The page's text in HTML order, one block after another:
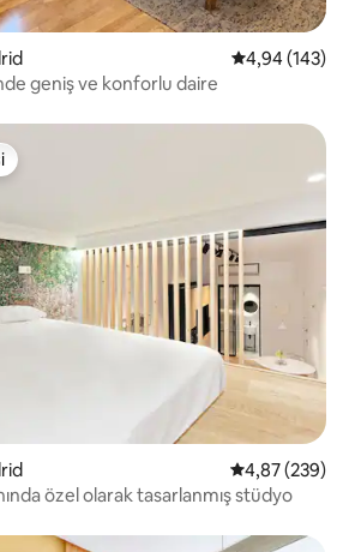
5 üzerinden
4,94 (143)
geniş ve konforlu daire
5 üzerinden
4,87 (239)
özel olarak tasarlanmış stüdyo